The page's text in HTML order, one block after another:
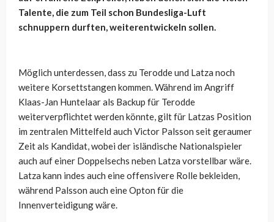
Talente, die zum Teil schon Bundesliga-Luft
schnuppern durften, weiterentwickeln sollen.
Möglich unterdessen, dass zu Terodde und Latza noch
weitere Korsettstangen kommen. Während im Angriff
Klaas-Jan Huntelaar als Backup für Terodde
weiterverpflichtet werden könnte, gilt für Latzas Position
im zentralen Mittelfeld auch Victor Palsson seit geraumer
Zeit als Kandidat, wobei der isländische Nationalspieler
auch auf einer Doppelsechs neben Latza vorstellbar wäre.
Latza kann indes auch eine offensivere Rolle bekleiden,
während Palsson auch eine Opton für die
Innenverteidigung wäre.